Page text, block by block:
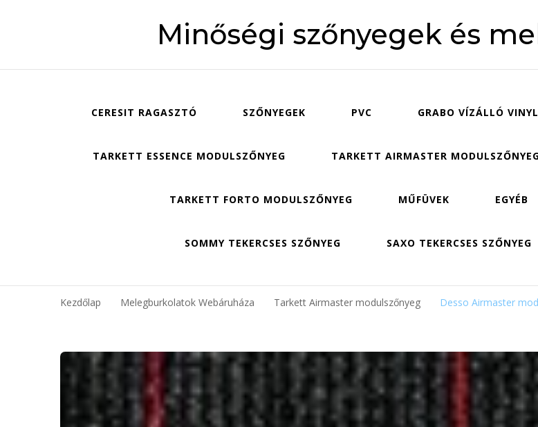
Minőségi szőnyegek és
CERESIT RAGASZTÓ SZŐNYEGEK PVC GRABO VÍZÁLLÓ
TARKETT ESSENCE MODULSZŐNYEG TARKETT AIRMASTER
TARKETT FORTO MODULSZŐNYEG MŰFÜVEK EGYÉB
SOMMY TEKERCSES SZŐNYEG SAXO TEKERCSES SZŐNYEG
Kezdőlap Melegburkolatok Webáruháza Tarkett Airmaster modulszőnyeg Desso Airmaster